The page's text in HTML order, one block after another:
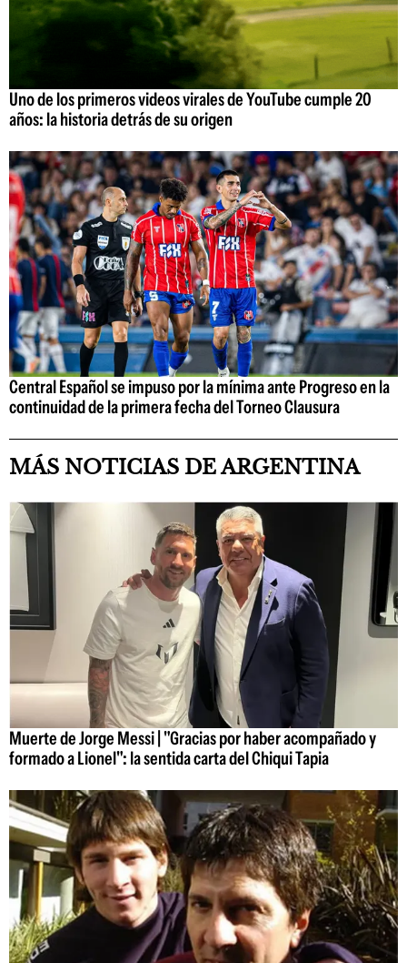
Uno de los primeros videos virales de YouTube cumple 20
años: la historia detrás de su origen
Central Español se impuso por la mínima ante Progreso en la
continuidad de la primera fecha del Torneo Clausura
MÁS NOTICIAS DE ARGENTINA
Muerte de Jorge Messi | "Gracias por haber acompañado y
formado a Lionel": la sentida carta del Chiqui Tapia